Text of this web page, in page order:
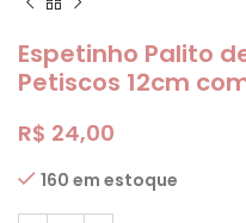
Espetinho Palito
Petiscos 12cm
R$ 24,00
160 em estoque